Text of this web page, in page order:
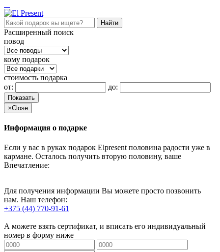
Расширенный поиск
повод
кому подарок
стоимость подарка
от:
до:
Показать
×Close
Информация о подарке
Если у вас в руках подарок Elpresent половина радости уже в
кармане. Осталось получить вторую половину, ваше
Впечатление:
Для получения информации Вы можете просто позвонить
нам. Наш телефон:
+375 (44) 770-91-61
А можете взять сертификат, и вписать его индивидуальный
номер в форму ниже